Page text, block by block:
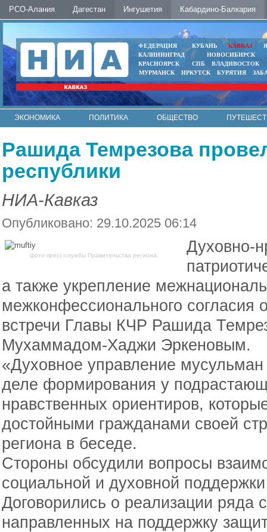
РСО-Алания Дагестан Ингушетия Кабардино-Балкария
ФЕДЕРАЦИЯ КУБАНЬ КАВКАЗ
КАЛИНИНГРАД
НОВОСИБИРСК
КРАСНОЯРСК
СПБ
ВЛАДИВОСТОК
МУРМАНСК
ИРКУТСК БУРЯТИЯ
ЭКОНОМИКА ПОЛИТИКА ОБЩЕСТВО
Рашида Темрезова
республики
НИА-Кавказ
Опубликовано: 29.10.2025 06:14
фото пресс-службы Правительства региона.
Духовно-
а также укрепление
межконфессионального согласия
встречи Главы КЧР Рашида
Мухаммадом-Хаджи Эркеновым.
«Духовное управление
деле формирования у
нравственных ориентиров,
достойными гражданами своей
региона в беседе.
Стороны обсудили вопросы
социальной и духовной
Договорились о реализации ряда
направленных на поддержку